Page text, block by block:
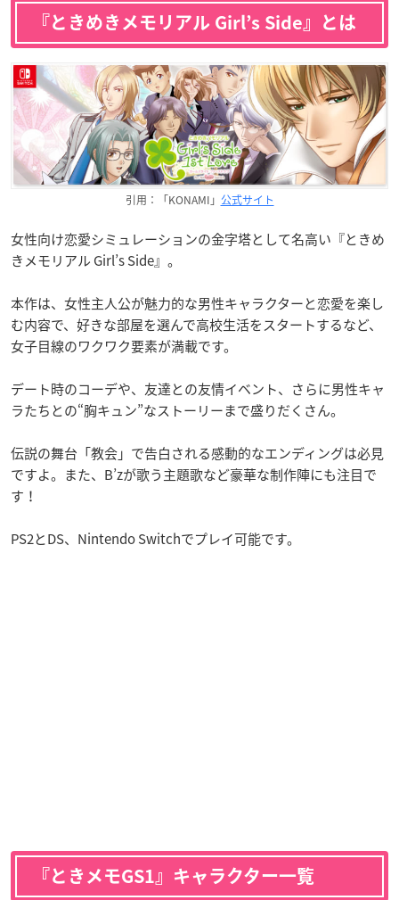
『ときめきメモリアル Girl’s Side』とは
引用：「KONAMI」 公式サイト
女性向け恋愛シミュレーションの金字塔として名高い『ときめ
きメモリアル Girl’s Side』。
本作は、女性主人公が魅力的な男性キャラクターと恋愛を楽し
む内容で、好きな部屋を選んで高校生活をスタートするなど、
女子目線のワクワク要素が満載です。
デート時のコーデや、友達との友情イベント、さらに男性キャ
ラたちとの“胸キュン”なストーリーまで盛りだくさん。
伝説の舞台「教会」で告白される感動的なエンディングは必見
ですよ。また、B’zが歌う主題歌など豪華な制作陣にも注目で
す！
PS2とDS、Nintendo Switchでプレイ可能です。
『ときメモGS1』キャラクター一覧